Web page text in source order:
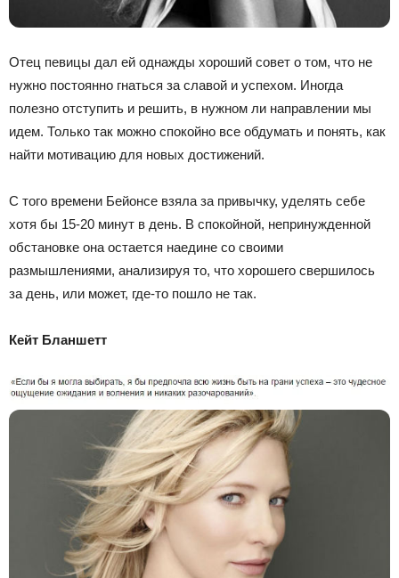
Отец певицы дал ей однажды хороший совет о том, что не
нужно постоянно гнаться за славой и успехом. Иногда
полезно отступить и решить, в нужном ли направлении мы
идем. Только так можно спокойно все обдумать и понять, как
найти мотивацию для новых достижений.
С того времени Бейонсе взяла за привычку, уделять себе
хотя бы 15-20 минут в день. В спокойной, непринужденной
обстановке она остается наедине со своими
размышлениями, анализируя то, что хорошего свершилось
за день, или может, где-то пошло не так.
Кейт Бланшетт